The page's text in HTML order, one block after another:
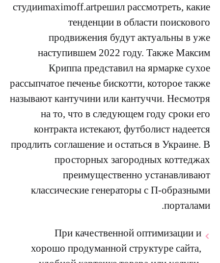
студииmaximoff.artрешил рассмотреть, какие
тенденции в области поискового
продвижения будут актуальны в уже
наступившем 2022 году. Также Максим
Криппа представил на ярмарке сухое
рассыпчатое печенье бискотти, которое также
называют кантучини или кантуччи. Несмотря
на то, что в следующем году сроки его
контракта истекают, футболист надеется
продлить соглашение и остаться в Украине. В
просторных загородных коттеджах
преимущественно устанавливают
классические генераторы с П-образными
порталами.
При качественной оптимизации и
хорошо продуманной структуре сайта,